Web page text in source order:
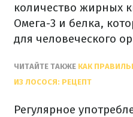
количество жирных
Омега-3 и белка,
для человеческого
ЧИТАЙТЕ ТАКЖЕ КАК
ИЗ ЛОСОСЯ: РЕЦЕПТ
Регулярное